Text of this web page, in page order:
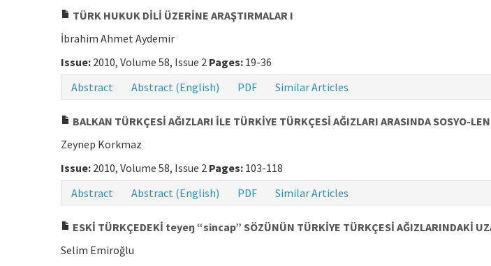
TÜRK HUKUK DİLİ ÜZERİNE ARAŞTIRMALAR I
İbrahim Ahmet Aydemir
Issue: 2010, Volume 58, Issue 2 Pages: 19-36
Abstract
Abstract (English) PDF Similar Articles
BALKAN TÜRKÇESİ AĞIZLARI İLE TÜRKİYE TÜRKÇESİ AĞIZLARI ARASINDA SOSYO-
Zeynep Korkmaz
Issue: 2010, Volume 58, Issue 2 Pages: 103-118
Abstract
Abstract (English) PDF Similar Articles
ESKİ TÜRKÇEDEKİ teyeŋ “sincap” SÖZÜNÜN TÜRKİYE TÜRKÇESİ AĞIZLARINDAKİ
Selim Emiroğlu